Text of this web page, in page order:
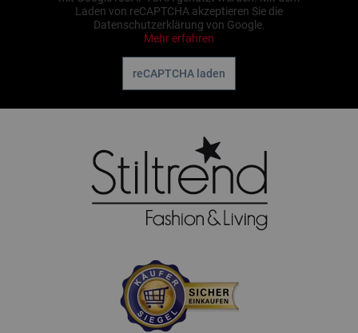
Laden von reCAPTCHA akzeptieren Sie die
Datenschutzerklärung von Google.
Mehr erfahren
reCAPTCHA laden